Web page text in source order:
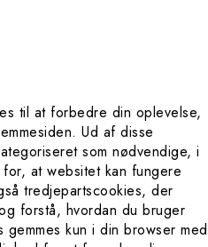
Policy
and
til at forbedre din oplevelse,
Ud af disse
som nødvendige, i
at websitet kan fungere
tredjepartscookies, der
forstå, hvordan du bruger
kun i din browser med